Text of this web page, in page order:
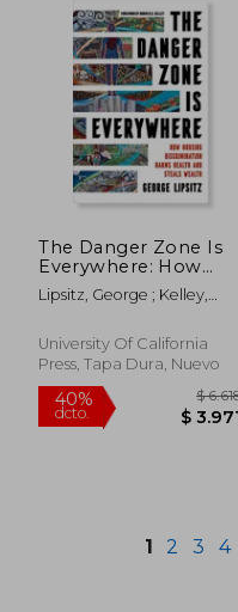
50%
The Danger Zone Is
Everywhere: How
Housing
Discrimination Harms
Wealth Volume 73
(en Inglés)
Lipsitz, George ; Kelley,
University Of California
Press, Tapa Dura, Nuevo
1 2 3 4